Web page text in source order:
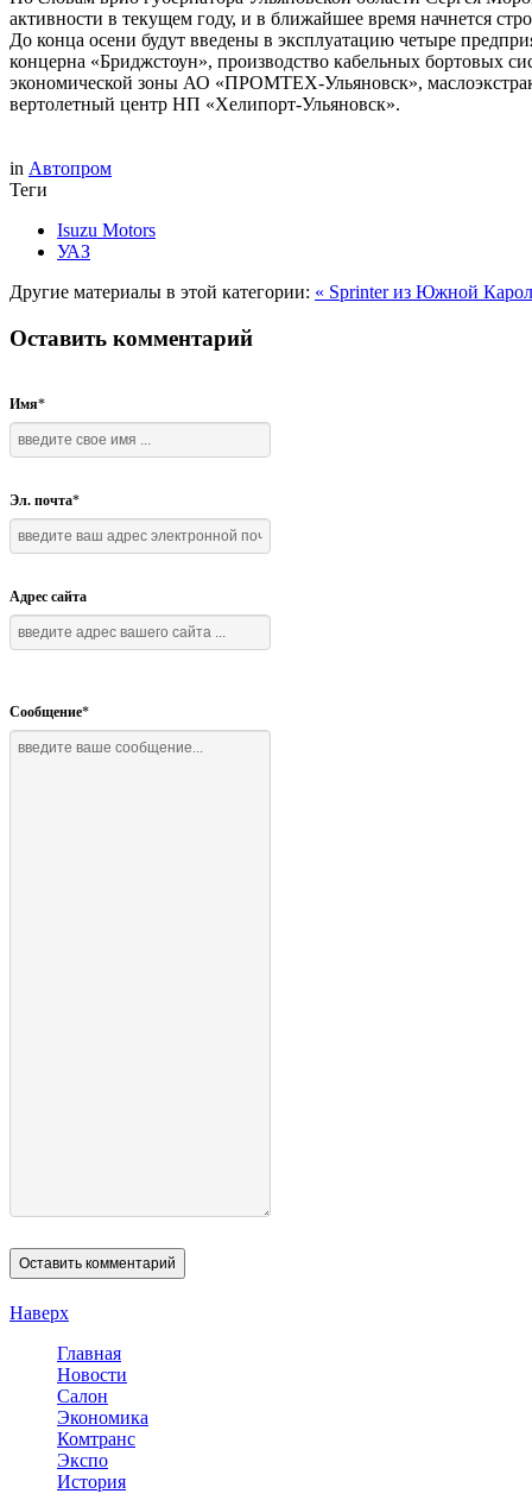
активности в текущем году, и в ближайшее время начнется
До конца осени будут введены в эксплуатацию четыре
концерна «Бриджстоун», производство кабельных бортовых
экономической зоны АО «ПРОМТЕХ-Ульяновск»,
вертолетный центр НП «Хелипорт-Ульяновск».
in Автопром
Теги
Isuzu Motors
УАЗ
Другие материалы в этой категории: « Sprinter из Южной
Оставить комментарий
Имя*
Эл. почта*
Адрес сайта
Сообщение*
Наверх
Главная
Новости
Салон
Экономика
Комтранс
Экспо
История